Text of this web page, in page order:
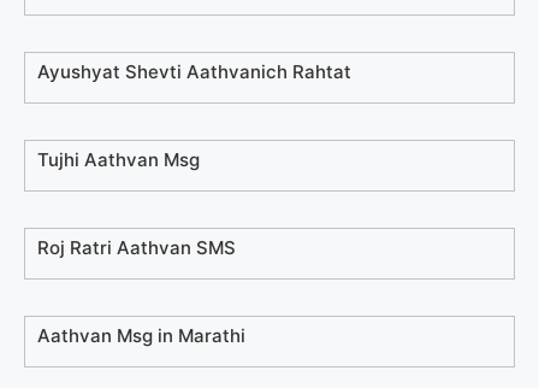
Ayushyat Shevti Aathvanich Rahtat
Tujhi Aathvan Msg
Roj Ratri Aathvan SMS
Aathvan Msg in Marathi